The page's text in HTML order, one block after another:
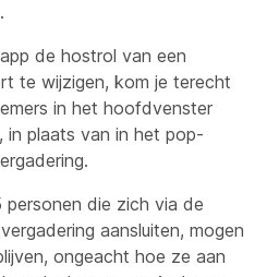
de hostrol van een
te wijzigen, kom je terecht
in het hoofdvenster
in plaats van in het pop-
die zich via de
aansluiten, mogen
ongeacht hoe ze aan